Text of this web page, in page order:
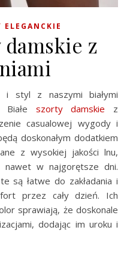
ELEGANCKIE
damskie z
Białe szorty damskie z
casualowej wygody i
doskonałym dodatkiem
z wysokiej jakości lnu,
nawet w najgorętsze dni.
są łatwe do zakładania i
przez cały dzień. Ich
sprawiają, że doskonale
dodając im uroku i